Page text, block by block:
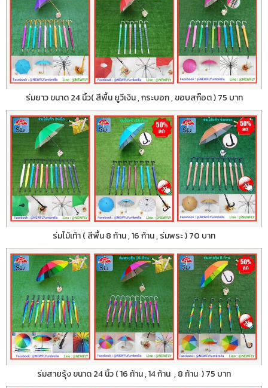
ร่มยาว ขนาด 24 นิ้ว( สีพื้น ยูวีเงิน , กระบอก , ขอบสก๊อต ) 75 บาท
ร่มไม้เท้า ( สีพื้น 8 ก้าน , 16 ก้าน , ร่มพระ ) 70 บาท
ร่มสายรุ้ง ขนาด 24 นิ้ว ( 16 ก้าน , 14 ก้าน , 8 ก้าน ) 75 บาท